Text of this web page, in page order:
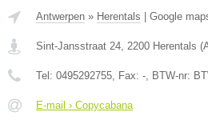
Antwerpen » Herentals Google
Sint-Jansstraat 24, 2200 Herentals (
Tel: 0495292755, Fax: -, BTW-nr:
E-mail › Copycabana